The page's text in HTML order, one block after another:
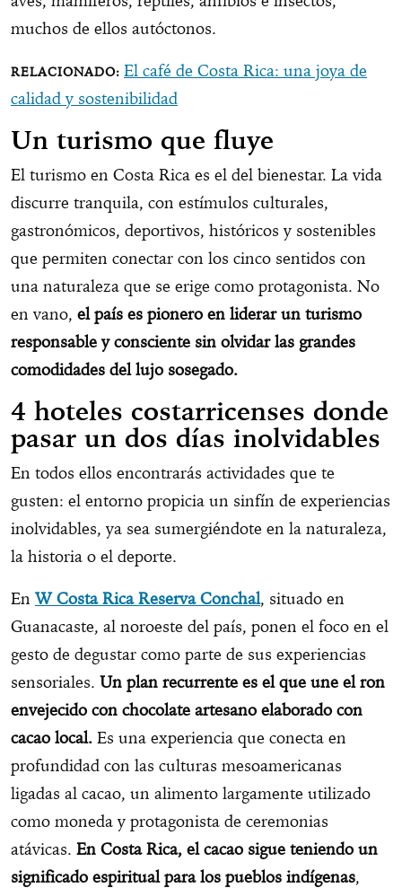
muchos de ellos autóctonos.
El café de Costa Rica: una joya de
calidad y sostenibilidad
Un turismo que fluye
El turismo en Costa Rica es el del bienestar. La vida
discurre tranquila, con estímulos culturales,
gastronómicos, deportivos, históricos y sostenibles
que permiten conectar con los cinco sentidos con
una naturaleza que se erige como protagonista. No
en vano, el país es pionero en liderar un turismo
responsable y consciente sin olvidar las grandes
comodidades del lujo sosegado.
4 hoteles costarricenses donde
pasar un dos días inolvidables
En todos ellos encontrarás actividades que te
gusten: el entorno propicia un sinfín de experiencias
inolvidables, ya sea sumergiéndote en la naturaleza,
la historia o el deporte.
En W Costa Rica Reserva Conchal, situado en
Guanacaste, al noroeste del país, ponen el foco en el
gesto de degustar como parte de sus experiencias
sensoriales. Un plan recurrente es el que une el ron
envejecido con chocolate artesano elaborado con
cacao local. Es una experiencia que conecta en
profundidad con las culturas mesoamericanas
ligadas al cacao, un alimento largamente utilizado
como moneda y protagonista de ceremonias
atávicas. En Costa Rica, el cacao sigue teniendo un
significado espiritual para los pueblos indígenas,